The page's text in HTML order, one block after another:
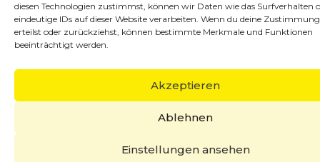
diesen Technologien zustimmst, können wir Daten wie das Surfverhalten
eindeutige IDs auf dieser Website verarbeiten. Wenn du deine
erteilst oder zurückziehst, können bestimmte Merkmale und Funktionen
beeinträchtigt werden.
Akzeptieren
Ablehnen
Einstellungen ansehen